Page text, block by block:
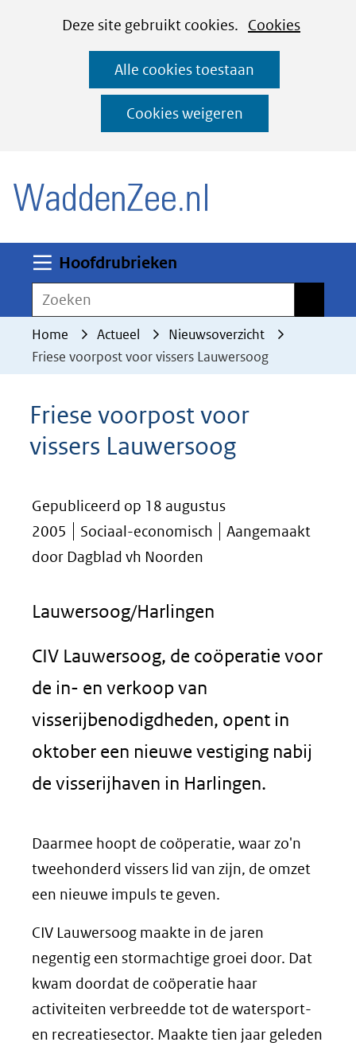
CookiesDeze site gebruikt cookies. Cookies
deze
worden
toegestaan
geweigerd.
Alle cookies toestaan
Cookies weigeren
Ga
naar
de
inhoud
Hoofdrubrieken
Zoeken
Home Actueel
Nieuwsoverzicht
Friese voorpost voor vissers Lauwersoog
Friese voorpost voor
vissers Lauwersoog
Gepubliceerd op 18 augustus
2005
Sociaal-economisch
Aangemaakt
door Dagblad vh Noorden
Lauwersoog/Harlingen
CIV Lauwersoog, de coöperatie voor
de in- en verkoop van
visserijbenodigdheden, opent in
oktober een nieuwe vestiging nabij
de visserijhaven in Harlingen.
Daarmee hoopt de coöperatie, waar zo'n
tweehonderd vissers lid van zijn, de omzet
een nieuwe impuls te geven.
CIV Lauwersoog maakte in de jaren
negentig een stormachtige groei door. Dat
kwam doordat de coöperatie haar
activiteiten verbreedde tot de watersport-
en recreatiesector. Maakte tien jaar geleden